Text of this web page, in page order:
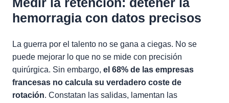
hemorragia con datos precisos
La guerra por el talento no se gana a ciegas. No se
puede mejorar lo que no se mide con precisión
quirúrgica. Sin embargo, el 68% de las empresas
francesas no calcula su verdadero coste de
rotación. Constatan las salidas, lamentan las